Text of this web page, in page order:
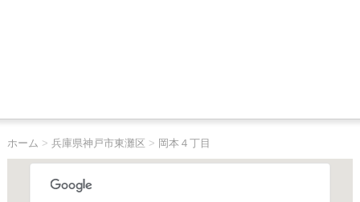
ホーム > 兵庫県神戸市東灘区 > 岡本４丁目